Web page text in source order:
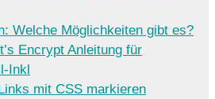
Welche Möglichkeiten gibt es?
Encrypt Anleitung für
Inkl
mit CSS markieren